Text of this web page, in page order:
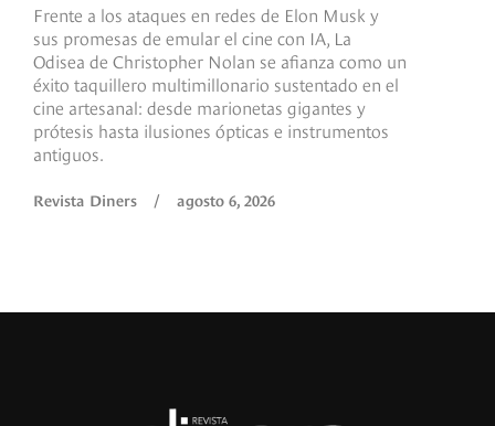
Frente a los ataques en redes de Elon Musk y
sus promesas de emular el cine con IA, La
Odisea de Christopher Nolan se afianza como un
éxito taquillero multimillonario sustentado en el
cine artesanal: desde marionetas gigantes y
prótesis hasta ilusiones ópticas e instrumentos
antiguos.
Revista Diners / agosto 6, 2026